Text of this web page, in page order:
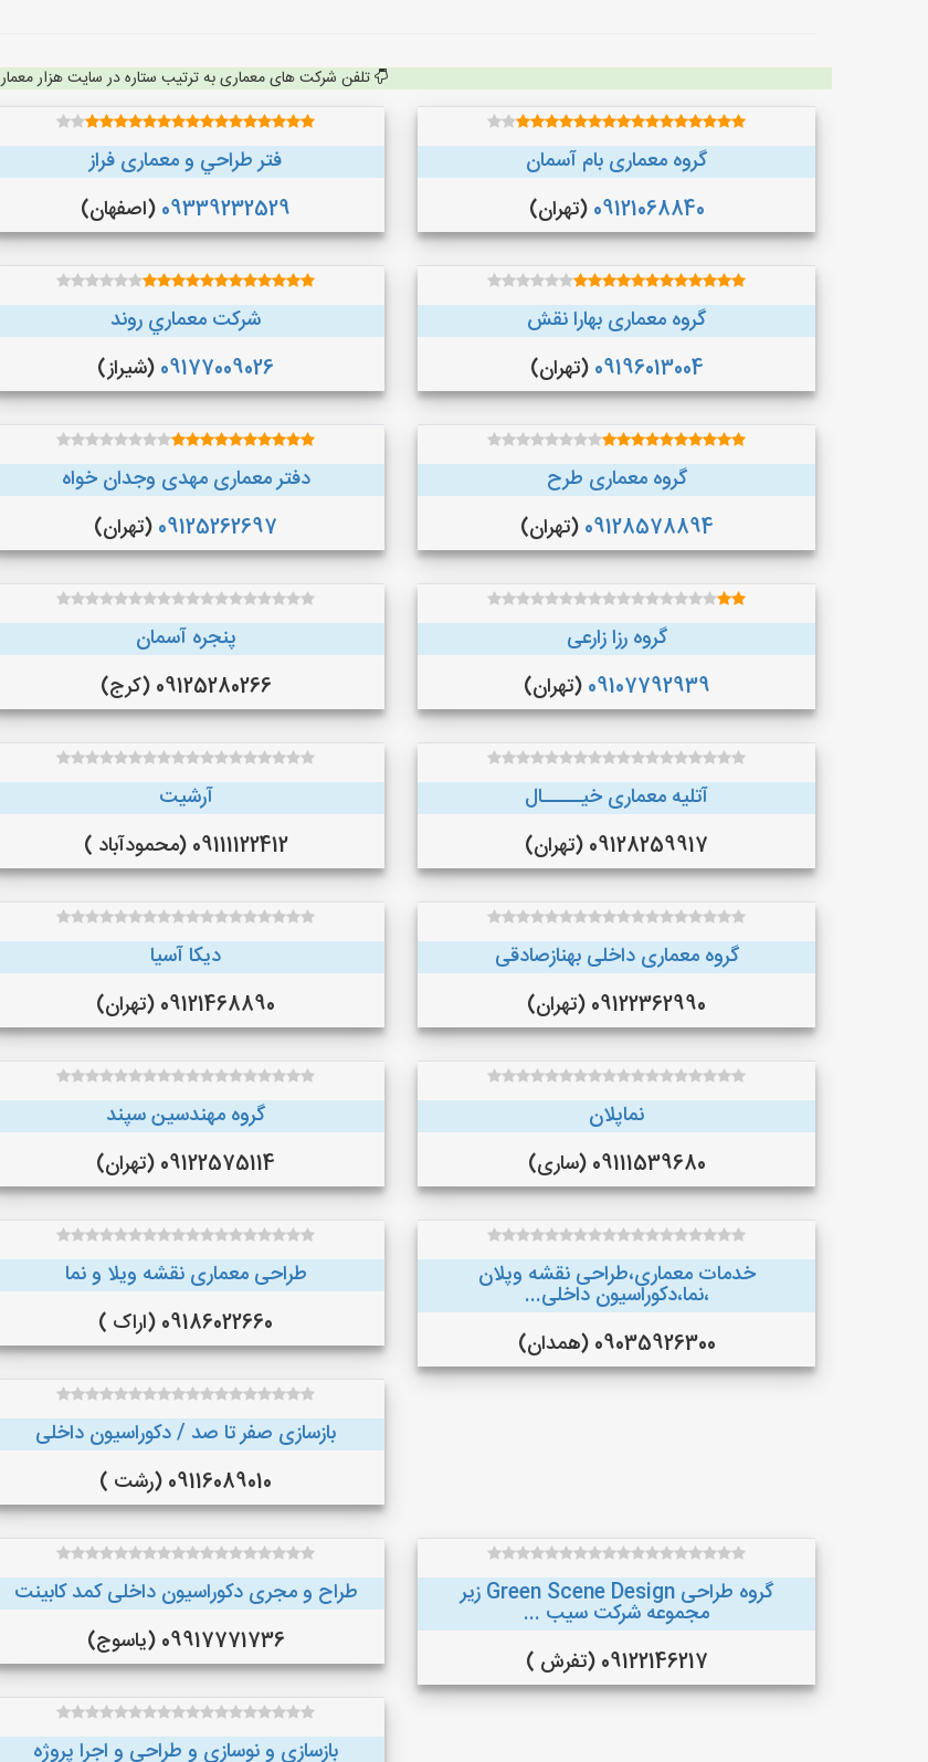
تلفن شرکت های معماری به ترتیب ستاره در سایت هزار معمار
گروه معماری بام آسمان
09121068840 (تهران)
فتر طراحي و معماری فراز
09339232529 (اصفهان)
گروه معماری بهارا نقش
09196013004 (تهران)
شركت معماري روند
09177009026 (شیراز)
گروه معماری طرح
09128578894 (تهران)
دفتر معماری مهدی وجدان خواه
09125262697 (تهران)
گروه رزا زارعی
09107792939 (تهران)
پنجره آسمان
09125280266 (کرج)
آتلیه معماری خیـــــال
09128259917 (تهران)
آرشیت
09111122412 (محمودآباد )
گروه معماری داخلی بهنازصادقی
09122362990 (تهران)
دیکا آسیا
09121468890 (تهران)
نماپلان
09111539680 (ساری)
گروه مهندسین سپند
09122575114 (تهران)
خدمات معماری،طراحی نقشه وپلان
،نما،دکوراسیون داخلی...
09035926300 (همدان)
طراحی معماری نقشه ویلا و نما
09186022660 (اراک )
بازسازی صفر تا صد / دکوراسیون داخلی
09116089010 (رشت )
گروه طراحی Green Scene Design زیر
مجموعه شرکت سیب ...
09122146217 (تفرش )
طراح و مجری دکوراسیون داخلی کمد کابینت
09917771736 (یاسوج)
بازسازی و نوسازی و طراحی و اجرا پروژه